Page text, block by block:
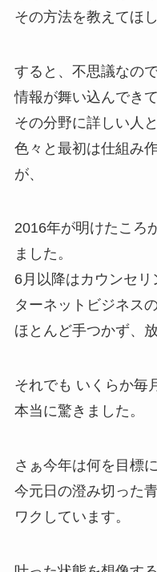
その方法を教えてほし
すると、不思議なので
情報が舞い込んできて
その分野に詳しい人
色々と最初は仕組み
が、
2016年が明けたころ
ました。
6月以降はカウンセ
ターネットビジネス
ほとんど手つかず、
それでも いくらか毎
本当に驚きました。
さぁ今年は何を目標
今元日の澄み切った
ワクしています。